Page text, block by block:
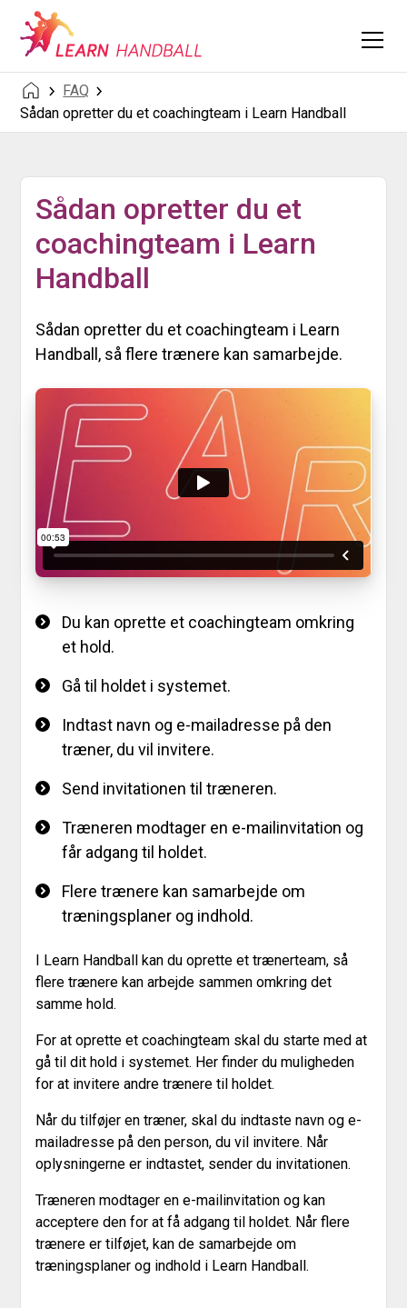
FAQ
Sådan opretter du et coachingteam i Learn Handball
Sådan opretter du et
coachingteam i Learn
Handball
Sådan opretter du et coachingteam i Learn
Handball, så flere trænere kan samarbejde.
Du kan oprette et coachingteam omkring
et hold.
Gå til holdet i systemet.
Indtast navn og e-mailadresse på den
træner, du vil invitere.
Send invitationen til træneren.
Træneren modtager en e-mailinvitation og
får adgang til holdet.
Flere trænere kan samarbejde om
træningsplaner og indhold.
I Learn Handball kan du oprette et trænerteam, så
flere trænere kan arbejde sammen omkring det
samme hold.
For at oprette et coachingteam skal du starte med at
gå til dit hold i systemet. Her finder du muligheden
for at invitere andre trænere til holdet.
Når du tilføjer en træner, skal du indtaste navn og e-
mailadresse på den person, du vil invitere. Når
oplysningerne er indtastet, sender du invitationen.
Træneren modtager en e-mailinvitation og kan
acceptere den for at få adgang til holdet. Når flere
trænere er tilføjet, kan de samarbejde om
træningsplaner og indhold i Learn Handball.